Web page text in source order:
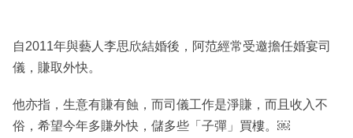
自2011年與藝人李思欣結婚後，阿范經常受邀擔任婚宴司
儀，賺取外快。
他亦指，生意有賺有蝕，而司儀工作是淨賺，而且收入不
俗，希望今年多賺外快，儲多些「子彈」買樓。￼